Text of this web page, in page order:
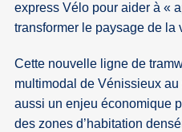
express Vélo pour aider à «
transformer le paysage de la
Cette nouvelle ligne de
multimodal de Vénissieux au
aussi un enjeu économique
des zones d’habitation